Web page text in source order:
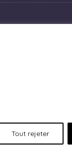
Tout rejeter